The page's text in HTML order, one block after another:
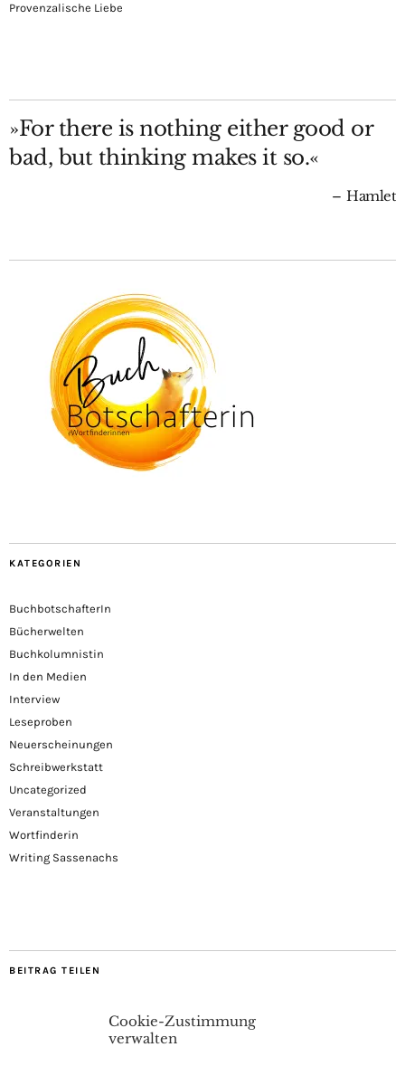
Cookie-Zustimmung
verwalten
Provenzalische Liebe
»For there is nothing either good or
bad, but thinking makes it so.«
Hamlet
KATEGORIEN
BuchbotschafterIn
Bücherwelten
Buchkolumnistin
In den Medien
Interview
Leseproben
Neuerscheinungen
Schreibwerkstatt
Uncategorized
Veranstaltungen
Wortfinderin
Writing Sassenachs
BEITRAG TEILEN